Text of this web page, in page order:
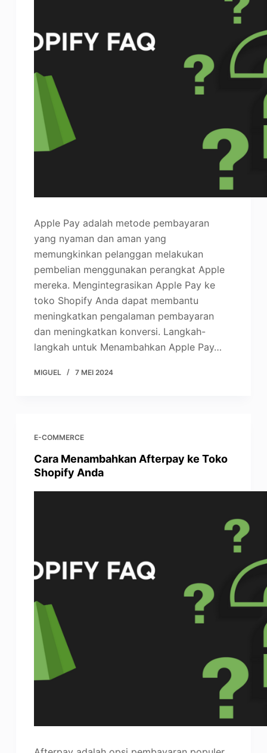
Apple Pay adalah metode pembayaran
yang nyaman dan aman yang
memungkinkan pelanggan melakukan
pembelian menggunakan perangkat Apple
mereka. Mengintegrasikan Apple Pay ke
toko Shopify Anda dapat membantu
meningkatkan pengalaman pembayaran
dan meningkatkan konversi. Langkah-
langkah untuk Menambahkan Apple Pay…
MIGUEL 7 MEI 2024
E-COMMERCE
Cara Menambahkan Afterpay ke Toko
Shopify Anda